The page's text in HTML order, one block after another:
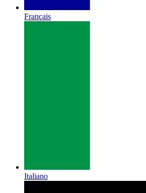
Français
Italiano